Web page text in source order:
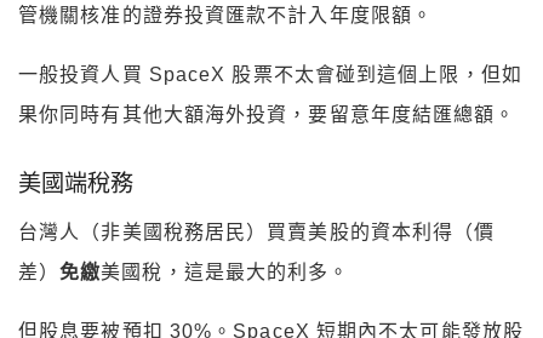
管機關核准的證券投資匯款不計入年度限額。
一般投資人買 SpaceX 股票不太會碰到這個上限，但如
果你同時有其他大額海外投資，要留意年度結匯總額。
美國端稅務
台灣人（非美國稅務居民）買賣美股的資本利得（價
差）免繳美國稅，這是最大的利多。
但股息要被預扣 30%。SpaceX 短期內不太可能發放股